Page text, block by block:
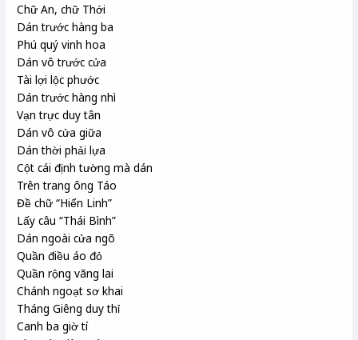
Chữ An, chữ Thới
Dán trước hàng ba
Phú quý vinh hoa
Dán vô trước cửa
Tài lợi lộc phước
Dán trước hàng nhì
Vạn trực duy tân
Dán vô cửa giữa
Dán thời phải lựa
Cột cái định tường mà dán
Trên trang ông Táo
Đề chữ “Hiển Linh”
Lấy câu “Thái Bình”
Dán ngoài cửa ngõ
Quần điều áo đỏ
Quần rộng vãng lai
Chánh ngoạt sơ khai
Tháng Giêng duy thỉ
Canh ba giờ tí